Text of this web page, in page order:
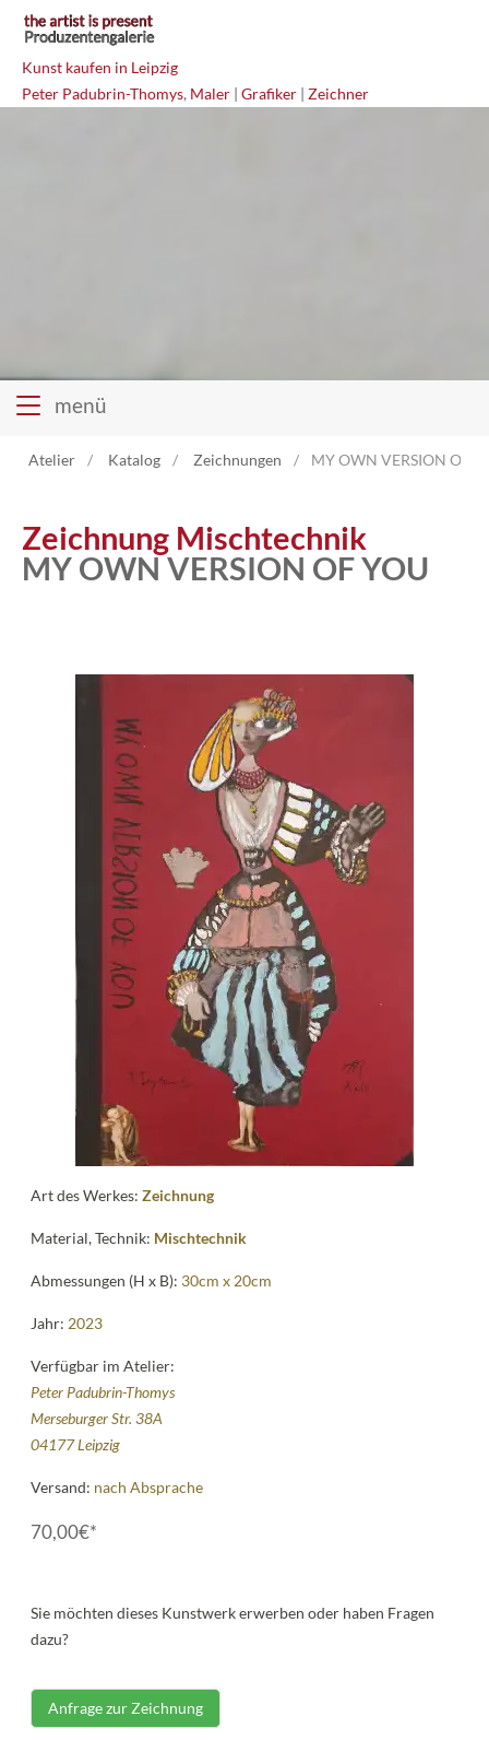
Kunst kaufen in Leipzig
Peter Padubrin-Thomys, Maler | Grafiker | Zeichner
menü
Atelier
Katalog
News
Kontakt
Atelier Katalog Zeichnungen MY OWN VERSION OF
Zeichnung Mischtechnik
MY OWN VERSION OF YOU
Art des Werkes:Zeichnung
Material, Technik: Mischtechnik
Abmessungen (H x B): 30cm x 20cm
Jahr: 2023
Verfügbar im Atelier:
Peter Padubrin-Thomys
Merseburger Str. 38A
04177 Leipzig
Versand: nach Absprache
70,00€*
Sie möchten dieses Kunstwerk erwerben oder haben Fragen
dazu?
Anfrage zur Zeichnung